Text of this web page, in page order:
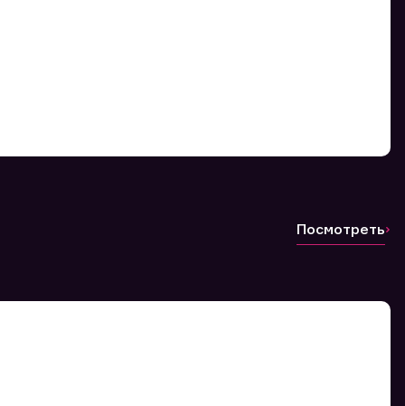
Посмотреть